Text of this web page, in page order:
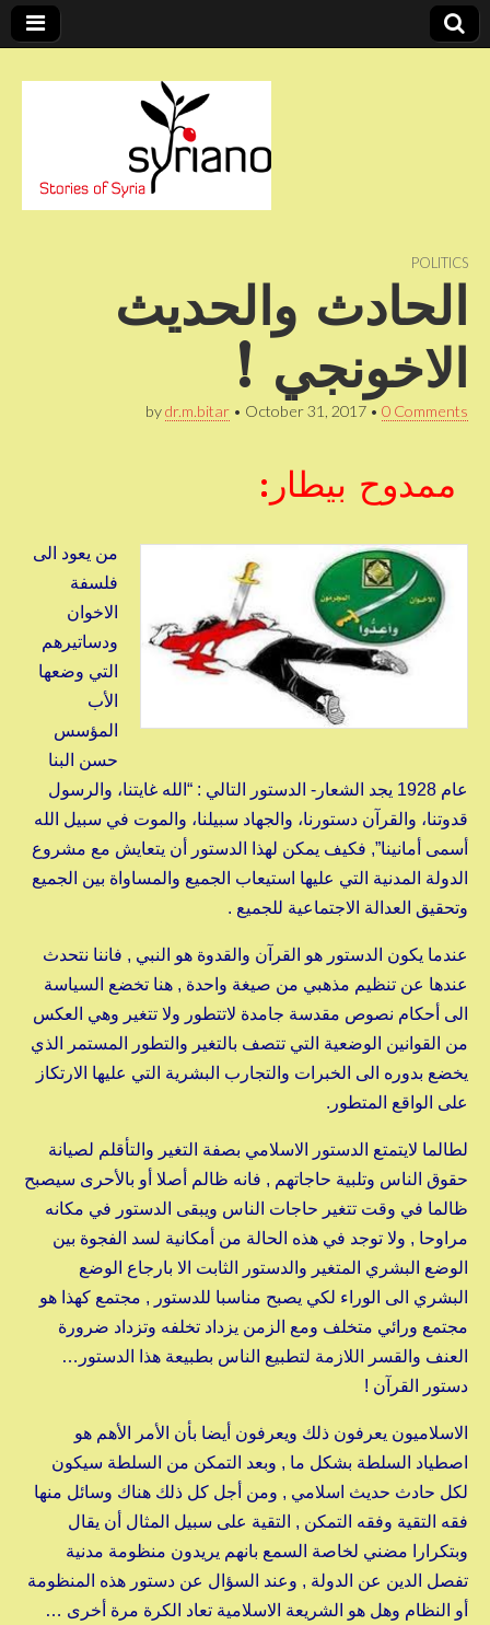
syriano POLITICS
الحادث والحديث
الاخونجي !
bydr.m.bitar • October 31, 2017 • 0 Comments
ممدوح بيطار:
من يعود الى
فلسفة
الاخوان
ودساتيرهم
التي وضعها
الأب
المؤسس
حسن البنا
عام 1928 يجد الشعار- الدستور التالي : “الله غايتنا، والرسول
قدوتنا، والقرآن دستورنا، والجهاد سبيلنا، والموت في سبيل الله
أسمى أمانينا”, فكيف يمكن لهذا الدستور أن يتعايش مع مشروع
الدولة المدنية التي عليها استيعاب الجميع والمساواة بين الجميع
وتحقيق العدالة الاجتماعية للجميع .
عندما يكون الدستور هو القرآن والقدوة هو النبي , فاننا نتحدث
عندها عن تنظيم مذهبي من صيغة واحدة , هنا تخضع السياسة
الى أحكام نصوص مقدسة جامدة لاتتطور ولا تتغير وهي العكس
من القوانين الوضعية التي تتصف بالتغير والتطور المستمر الذي
يخضع بدوره الى الخبرات والتجارب البشرية التي عليها الارتكاز
على الواقع المتطور.
لطالما لايتمتع الدستور الاسلامي بصفة التغير والتأقلم لصيانة
حقوق الناس وتلبية حاجاتهم , فانه ظالم أصلا أو بالأحرى سيصبح
ظالما في وقت تتغير حاجات الناس ويبقى الدستور في مكانه
مراوحا , ولا توجد في هذه الحالة من أمكانية لسد الفجوة بين
الوضع البشري المتغير والدستور الثابت الا بارجاع الوضع
البشري الى الوراء لكي يصبح مناسبا للدستور , مجتمع كهذا هو
مجتمع ورائي متخلف ومع الزمن يزداد تخلفه وتزداد ضرورة
العنف والقسر اللازمة لتطبيع الناس بطبيعة هذا الدستور…
دستور القرآن !
الاسلاميون يعرفون ذلك ويعرفون أيضا بأن الأمر الأهم هو
اصطياد السلطة بشكل ما , وبعد التمكن من السلطة سيكون
لكل حادث حديث اسلامي , ومن أجل كل ذلك هناك وسائل منها
فقه التقية وفقه التمكن , التقية على سبيل المثال أن يقال
وبتكرارا مضني لخاصة السمع بانهم يريدون منظومة مدنية
تفصل الدين عن الدولة , وعند السؤال عن دستور هذه المنظومة
أو النظام وهل هو الشريعة الاسلامية تعاد الكرة مرة أخرى …